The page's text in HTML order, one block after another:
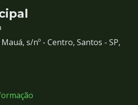
s/nº - Centro, Santos - SP,